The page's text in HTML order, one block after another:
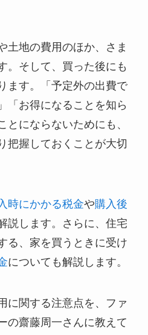
土地の費用のほか、さま
。そして、買った後にも
ます。「予定外の出費で
「お得になることを知ら
とにならないためにも、
把握しておくことが大切
時にかかる税金や購入後
説します。さらに、住宅
る、家を買うときに受け
についても解説します。
に関する注意点を、ファ
の齋藤周一さんに教えて